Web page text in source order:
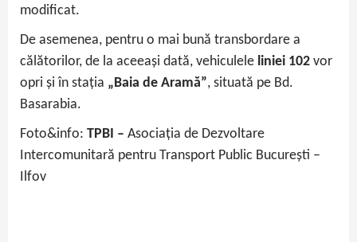
modificat.
De asemenea, pentru o mai bună transbordare a
călătorilor, de la aceeași dată, vehiculele liniei 102 vor
opri și în stația „Baia de Aramă”, situată pe Bd.
Basarabia.
Foto&info: TPBI – Asociația de Dezvoltare
Intercomunitară pentru Transport Public București –
Ilfov